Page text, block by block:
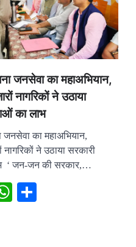
जनसेवा का महाअभियान,
नागरिकों ने उठाया
का लाभ
जनसेवा का महाअभियान,
ने उठाया सरकारी
‘ जन-जन की सरकार,…
WhatsApp